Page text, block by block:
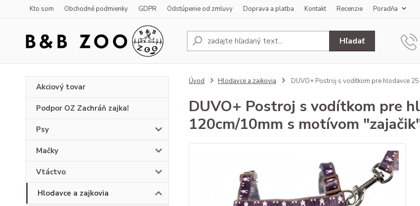
Kto som Obchodné podmienky GDPR Odstúpenie od zmluvy Doprava a platba Kontakt Recenzie Poradňa
Hľadať
Akciový tovar
Podpor OZ Zachráň zajka!
Psy
Mačky
Vtáctvo
Hlodavce a zajkovia
Úvod Hlodavce a zajkovia DUVO+ Postroj s vodítkom pre hlodavce
DUVO+ Postroj s vodítkom pre
120cm/10mm s motívom